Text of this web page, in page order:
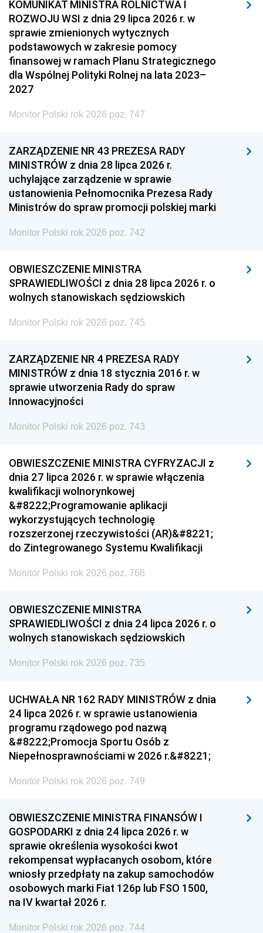
KOMUNIKAT MINISTRA ROLNICTWA I
ROZWOJU WSI z dnia 29 lipca 2026 r. w
sprawie zmienionych wytycznych
podstawowych w zakresie pomocy
finansowej w ramach Planu Strategicznego
dla Wspólnej Polityki Rolnej na lata 2023–
2027
Monitor Polski rok 2026 poz. 747
ZARZĄDZENIE NR 43 PREZESA RADY
MINISTRÓW z dnia 28 lipca 2026 r.
uchylające zarządzenie w sprawie
ustanowienia Pełnomocnika Prezesa Rady
Ministrów do spraw promocji polskiej marki
Monitor Polski rok 2026 poz. 742
OBWIESZCZENIE MINISTRA
SPRAWIEDLIWOŚCI z dnia 28 lipca 2026 r. o
wolnych stanowiskach sędziowskich
Monitor Polski rok 2026 poz. 745
ZARZĄDZENIE NR 4 PREZESA RADY
MINISTRÓW z dnia 18 stycznia 2016 r. w
sprawie utworzenia Rady do spraw
Innowacyjności
Monitor Polski rok 2026 poz. 743
OBWIESZCZENIE MINISTRA CYFRYZACJI z
dnia 27 lipca 2026 r. w sprawie włączenia
kwalifikacji wolnorynkowej
&#8222;Programowanie aplikacji
wykorzystujących technologię
rozszerzonej rzeczywistości (AR)&#8221;
do Zintegrowanego Systemu Kwalifikacji
Monitor Polski rok 2026 poz. 766
OBWIESZCZENIE MINISTRA
SPRAWIEDLIWOŚCI z dnia 24 lipca 2026 r. o
wolnych stanowiskach sędziowskich
Monitor Polski rok 2026 poz. 735
UCHWAŁA NR 162 RADY MINISTRÓW z dnia
24 lipca 2026 r. w sprawie ustanowienia
programu rządowego pod nazwą
&#8222;Promocja Sportu Osób z
Niepełnosprawnościami w 2026 r.&#8221;
Monitor Polski rok 2026 poz. 749
OBWIESZCZENIE MINISTRA FINANSÓW I
GOSPODARKI z dnia 24 lipca 2026 r. w
sprawie określenia wysokości kwot
rekompensat wypłacanych osobom, które
wniosły przedpłaty na zakup samochodów
osobowych marki Fiat 126p lub FSO 1500,
na IV kwartał 2026 r.
Monitor Polski rok 2026 poz. 744